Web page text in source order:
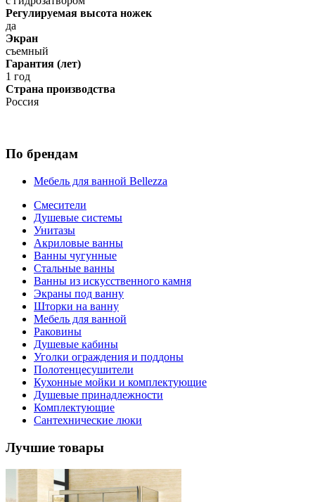
Регулируемая высота ножек
да
Экран
съемный
Гарантия (лет)
1 год
Страна производства
Россия
По брендам
Мебель для ванной Bellezza
Смесители
Душевые системы
Унитазы
Акриловые ванны
Ванны чугунные
Стальные ванны
Ванны из искусственного камня
Экраны под ванну
Шторки на ванну
Мебель для ванной
Раковины
Душевые кабины
Уголки ограждения и поддоны
Полотенцесушители
Кухонные мойки и комплектующие
Душевые принадлежности
Комплектующие
Сантехнические люки
Лучшие товары